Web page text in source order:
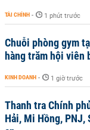
TÀI CHÍNH - 1 phút trước
Chuỗi phòng gym
hàng trăm hội viên
KINH DOANH - 1 giờ trước
Thanh tra Chính
Hải, Mi Hồng, PNJ,